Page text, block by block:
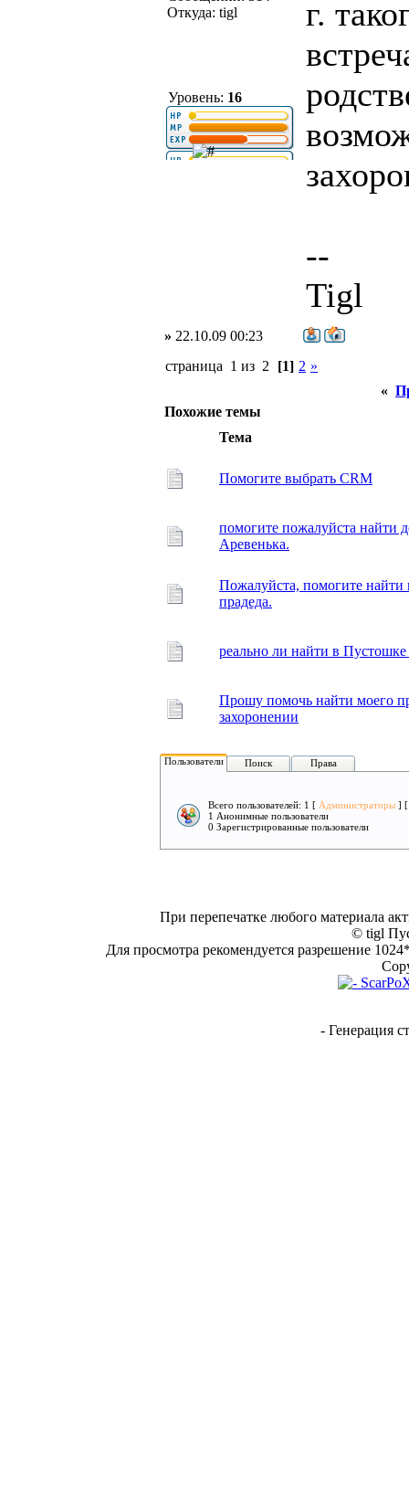
Откуда: tigl
Уровень: 16
г.
--
Tigl
» 22.10.09 00:23
страница 1 из 2
[1] 2 »
«
Похожие темы
Тема
Помогите выбрать CRM
помогите пожалуйста найти
Аревенька.
Пожалуйста, помогите найти
прадеда.
реально ли найти в Пустошке
Прошу помочь найти моего
захоронении
Пользователи Поиск Права
Всего пользователей: 1 [ Администраторы ]
1 Анонимные пользователи
0 Зарегистрированные пользователи
При перепечатке любого материала
© tigl
Для просмотра рекомендуется разрешение
- Генерация